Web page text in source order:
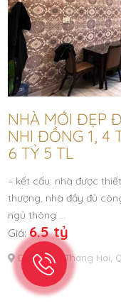
NHÀ MỚI ĐẸP
NHI ĐỒNG 1, 4
6 TỶ 5 TL
– kết cấu: nhà được
thượng, nhà đầy đủ
ngủ thông …
Giá:6.5 tỷ
Đường Ba Tháng Hai,